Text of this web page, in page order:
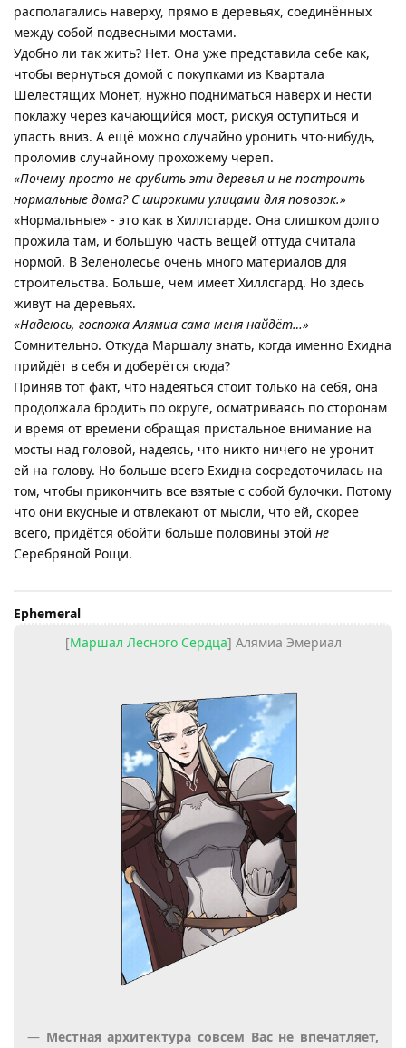
располагались наверху, прямо в деревьях, соединённых
между собой подвесными мостами.
Удобно ли так жить? Нет. Она уже представила себе как,
чтобы вернуться домой с покупками из Квартала
Шелестящих Монет, нужно подниматься наверх и нести
поклажу через качающийся мост, рискуя оступиться и
упасть вниз. А ещё можно случайно уронить что-нибудь,
проломив случайному прохожему череп.
«Почему просто не срубить эти деревья и не построить
нормальные дома? С широкими улицами для повозок.»
«Нормальные» - это как в Хиллсгарде. Она слишком долго
прожила там, и большую часть вещей оттуда считала
нормой. В Зеленолесье очень много материалов для
строительства. Больше, чем имеет Хиллсгард. Но здесь
живут на деревьях.
«Надеюсь, госпожа Алямиа сама меня найдёт…»
Сомнительно. Откуда Маршалу знать, когда именно Ехидна
прийдёт в себя и доберётся сюда?
Приняв тот факт, что надеяться стоит только на себя, она
продолжала бродить по округе, осматриваясь по сторонам
и время от времени обращая пристальное внимание на
мосты над головой, надеясь, что никто ничего не уронит
ей на голову. Но больше всего Ехидна сосредоточилась на
том, чтобы прикончить все взятые с собой булочки. Потому
что они вкусные и отвлекают от мысли, что ей, скорее
всего, придётся обойти больше половины этой не
Серебряной Рощи.
Ephemeral
[Маршал Лесного Сердца] Алямиа Эмериал
— Местная архитектура совсем Вас не впечатляет,